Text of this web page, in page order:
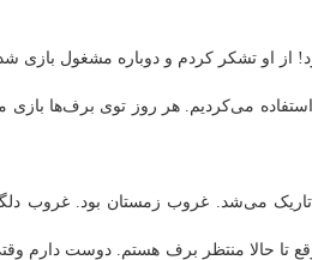
از او تشکر کردم و دوباره مشغول بازی
می‌کردیم. هر روز توی برف‌ها
می‌‌شد. غروب زمستان بود. غروب
تا حالا منتظر برف هستم. دوست دارم